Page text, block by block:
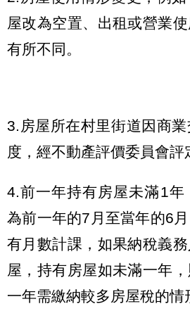
屋改為空置、出租或營業
有所不同。
3.房屋所在村里街道因商
度，經不動產評價委員會評
4.前一年持有房屋未滿1年
為前一年的7月至當年的6
有月數計課，如果納稅義
屋，持有房屋如未滿一年
一年需繳納較多房屋稅的情